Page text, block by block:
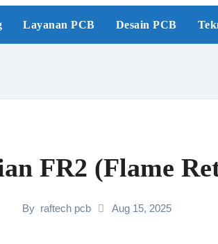
Layanan PCB Desain PCB
FR2 (Flame
By raftech pcb Aug 15, 2025